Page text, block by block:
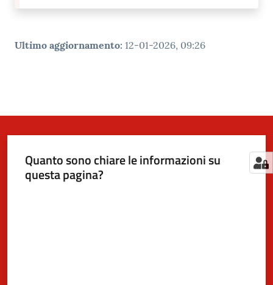
Ultimo aggiornamento: 12-01-2026, 09:26
Quanto sono chiare le informazioni su
questa pagina?